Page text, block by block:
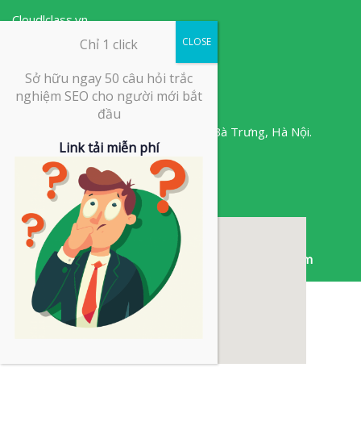
Cloudlclass.vn
Liên hệ với chúng tôi
Hai Bà Trưng, Hà Nội.
024.730.555.88
info@ows.vn
Sản phẩm thuộc Công ty Cổ phần OWS Việt Nam
Chỉ 1 click
Sở hữu ngay 50 câu hỏi trắc
nghiệm SEO cho người mới bắt
đầu
Link tải miễn phí
CLOSE